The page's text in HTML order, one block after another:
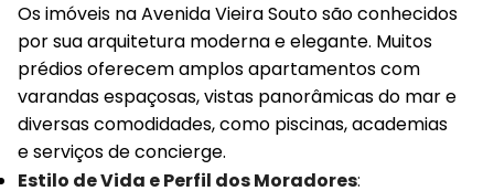
Os imóveis na Avenida Vieira Souto são conhecidos
por sua arquitetura moderna e elegante. Muitos
prédios oferecem amplos apartamentos com
varandas espaçosas, vistas panorâmicas do mar e
diversas comodidades, como piscinas, academias
e serviços de concierge.
Estilo de Vida e Perfil dos Moradores: